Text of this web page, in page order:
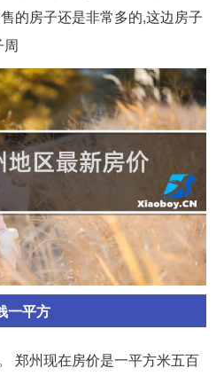
的房子还是非常多的,这边房子
周
一平方
郑州现在房价是一平方米五百